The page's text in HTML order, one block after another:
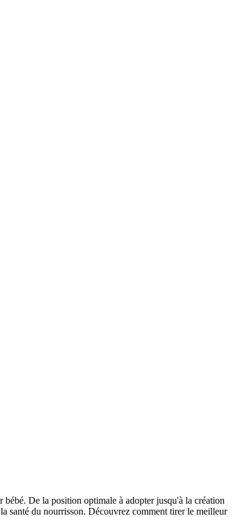
De la position optimale à adopter jusqu'à la création
santé du nourrisson. Découvrez comment tirer le meilleur